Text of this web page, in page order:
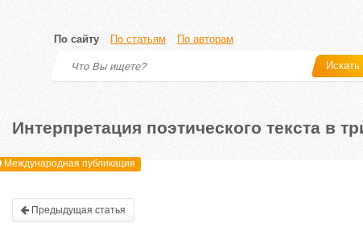
По сайту По статьям По авторам
Искать
Интерпретация поэтического текста в
Международная публикация
Предыдущая статья